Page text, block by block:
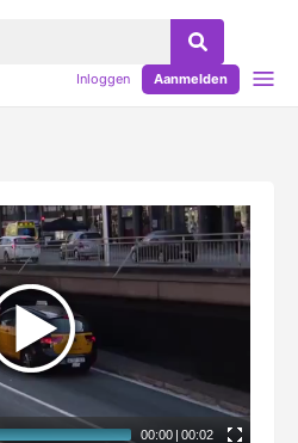
Inloggen Aanmelden
00:00 | 00:02